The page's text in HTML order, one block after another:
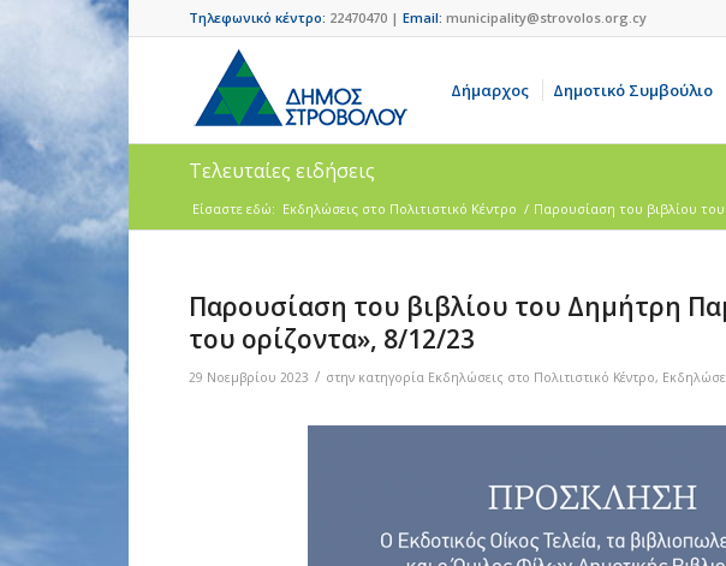
Τηλεφωνικό κέντρο: 22470470 | Email: municipality@strovolos.org.cy
Δήμαρχος Δημοτικό Συμβούλιο
Τελευταίες ειδήσεις
Είσαστε εδώ: Eκδηλώσεις στο Πολιτιστικό Κέντρο / Παρουσίαση του βιβλίου
Παρουσίαση του βιβλίου του Δημήτρη
του ορίζοντα», 8/12/23
29 Νοεμβρίου 2023 / στην κατηγορία Eκδηλώσεις στο Πολιτιστικό Κέντρο,